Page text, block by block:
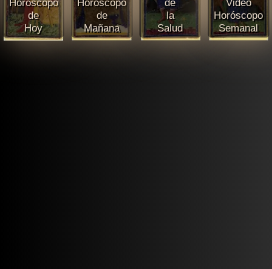
Horóscopo
de
Hoy
Horóscopo
de
Mañana
de
la
Salud
Video
Horóscopo
Semanal